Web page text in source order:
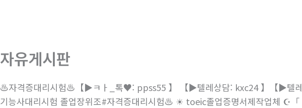
자유게시판
♨️자격증대리시험♨️【▶ㅋㅏ_톡♥: ppss55 】 【▶텔레상담: kxc24 】【▶텔
기능사대리시험 졸업장위조#자격증대리시험♨️ ☀ toeic졸업증명서제작업체 ☪